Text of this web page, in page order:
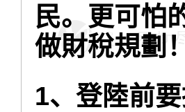
民。 更可怕
做財稅規劃
1、登陸前